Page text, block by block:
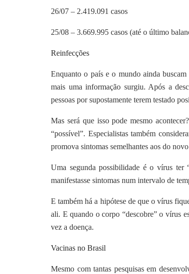
26/07 – 2.419.091 casos
25/08 – 3.669.995 casos (até o último
Reinfecções
Enquanto o país e o mundo ainda buscam
mais uma informação surgiu. Após a
pessoas por supostamente terem testado
Mas será que isso pode mesmo
“possível”. Especialistas também
promova sintomas semelhantes aos do
Uma segunda possibilidade é o vírus ter
manifestasse sintomas num intervalo de
E também há a hipótese de que o vírus
ali. E quando o corpo “descobre” o vírus
vez a doença.
Vacinas no Brasil
Mesmo com tantas pesquisas em